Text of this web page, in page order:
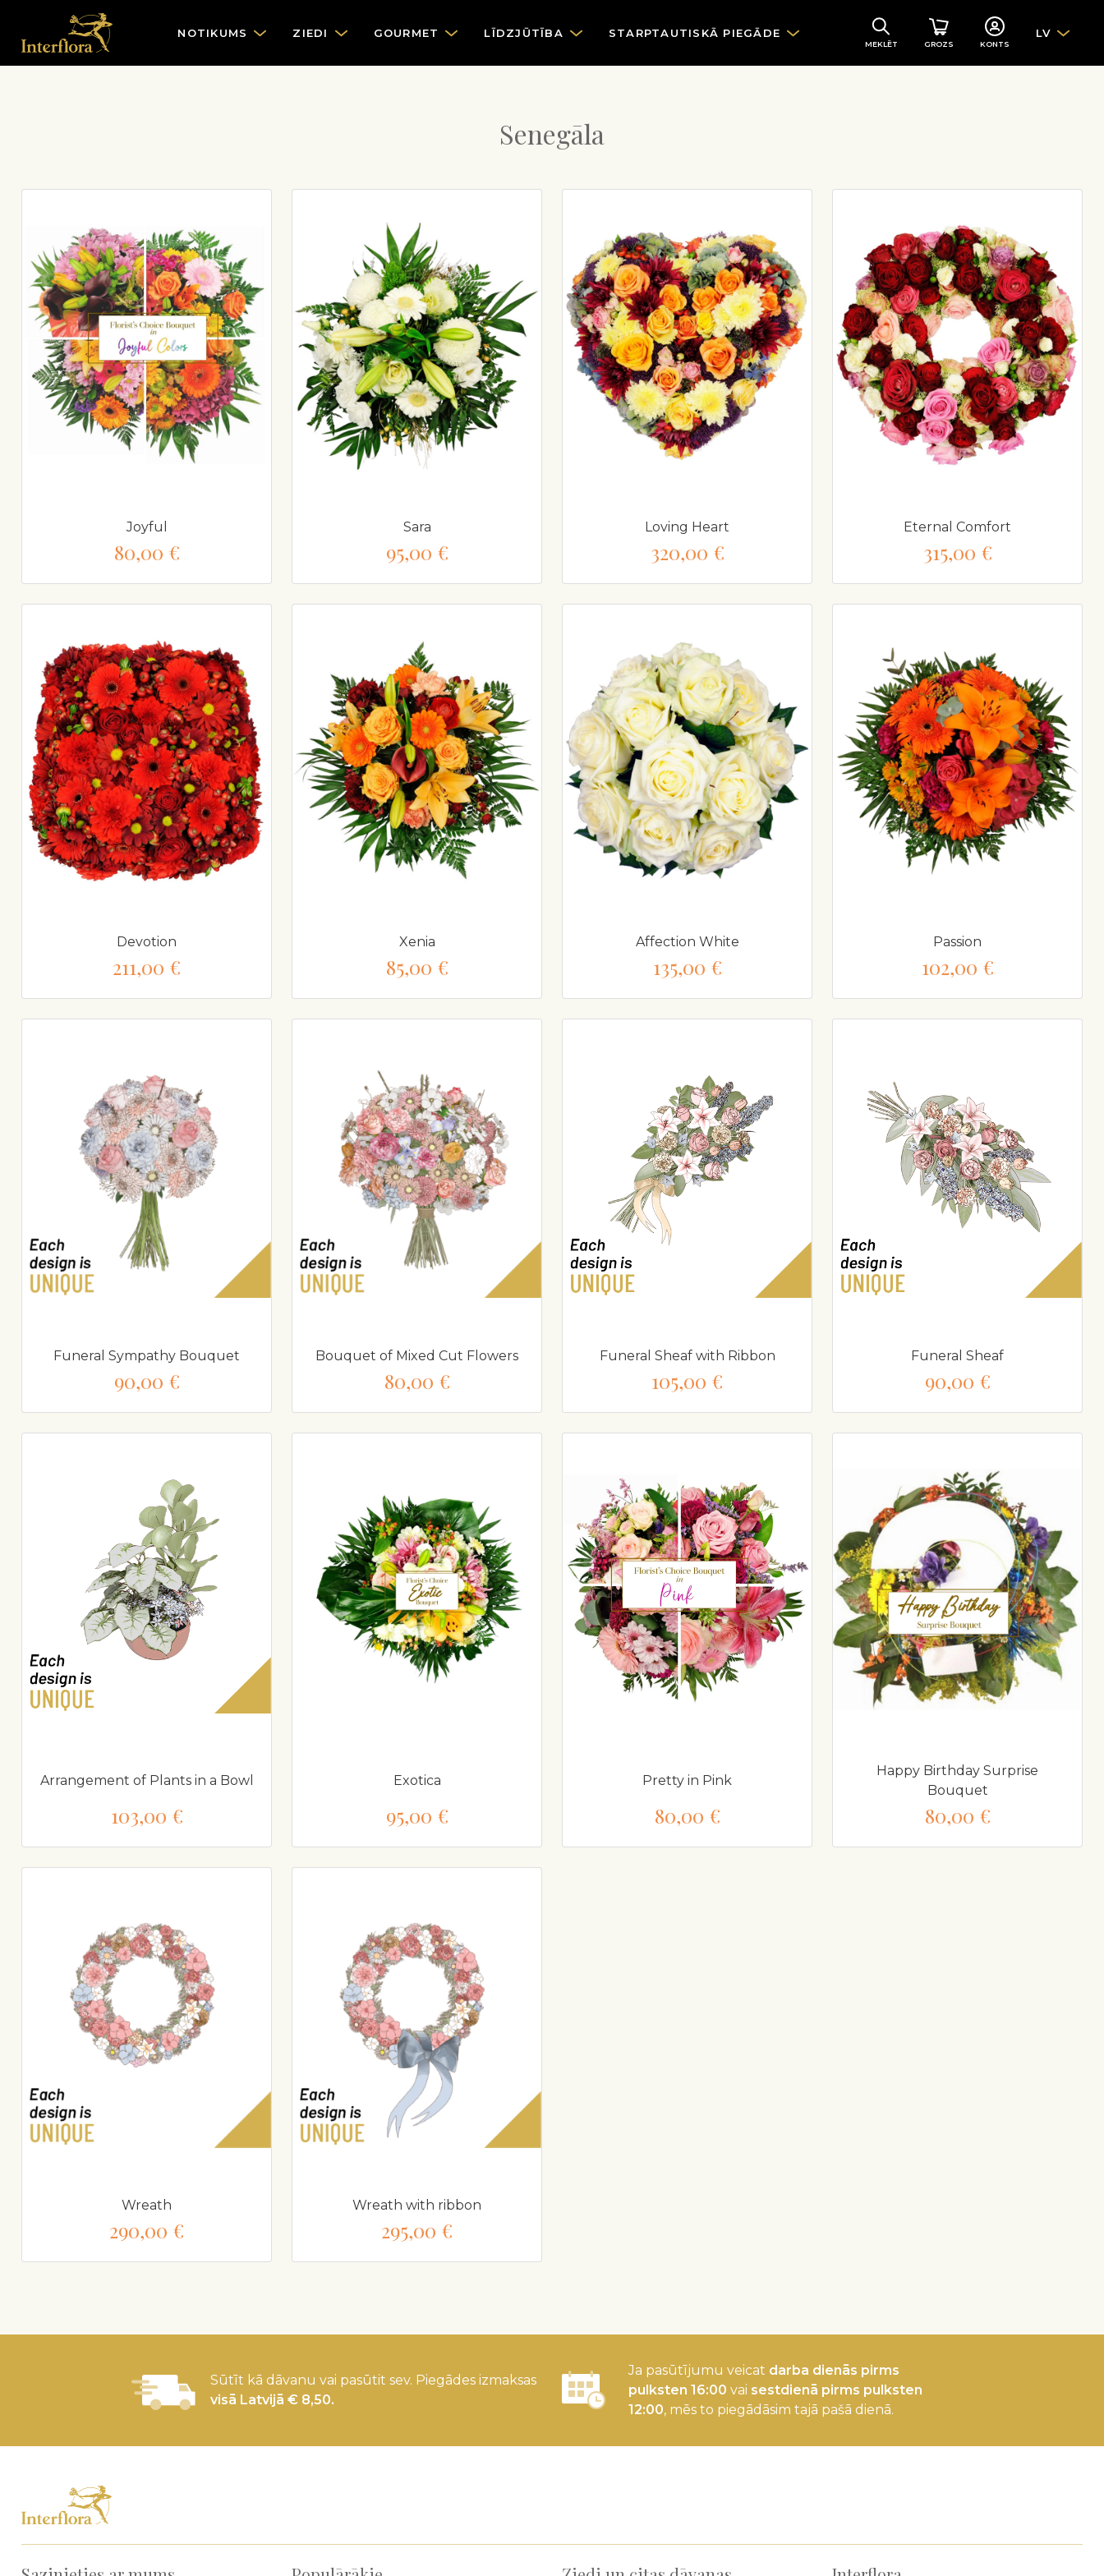
NOTIKUMS ZIEDI GOURMET LĪDZJŪTĪBA STARPTAUTISKĀ PIEGĀDE
MEKLĒT GROZS KONTS
LV
Senegāla
Joyful
80,00 €
Sara
95,00 €
Loving Heart
320,00 €
Eternal Comfort
315,00 €
Devotion
211,00 €
Xenia
85,00 €
Affection White
135,00 €
Passion
102,00 €
Funeral Sympathy Bouquet
90,00 €
Bouquet of Mixed Cut Flowers
80,00 €
Funeral Sheaf with Ribbon
105,00 €
Funeral Sheaf
90,00 €
Arrangement of Plants in a Bowl
103,00 €
Exotica
95,00 €
Pretty in Pink
80,00 €
Happy Birthday Surprise
Bouquet
80,00 €
Wreath
290,00 €
Wreath with ribbon
295,00 €
Sūtīt kā dāvanu vai pasūtit sev. Piegādes izmaksas
visā Latvijā € 8,50.
Ja pasūtījumu veicat darba dienās pirms
pulksten 16:00 vai sestdienā pirms pulksten
12:00, mēs to piegādāsim tajā pašā dienā.